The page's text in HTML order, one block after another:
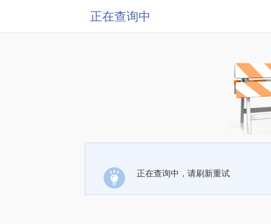
正在查询中
正在查询中，请刷新重试